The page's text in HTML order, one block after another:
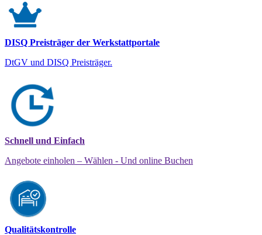
DISQ Preisträger der Werkstattportale
DtGV und DISQ Preisträger.
Schnell und Einfach
Angebote einholen – Wählen - Und online Buchen
Qualitätskontrolle